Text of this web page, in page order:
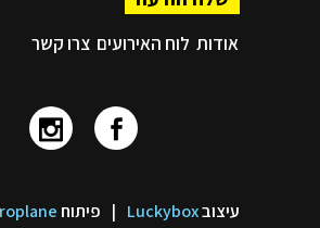
אודות לוח האירועים צרו קשר
עיצובLuckybox
| פיתוח